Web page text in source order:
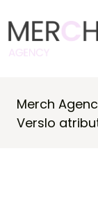
Merch
Verslo